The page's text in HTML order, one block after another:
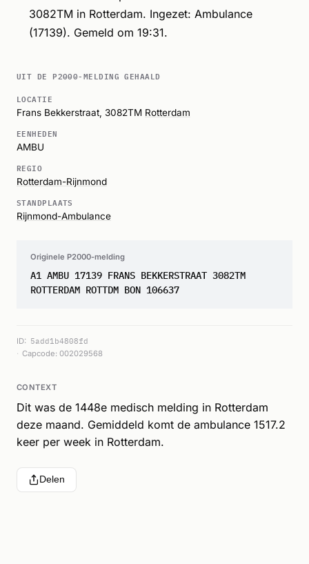
3082TM in Rotterdam. Ingezet: Ambulance
(17139). Gemeld om 19:31.
UIT DE P2000-MELDING GEHAALD
LOCATIE
Frans Bekkerstraat, 3082TM Rotterdam
EENHEDEN
AMBU
REGIO
Rotterdam-Rijnmond
STANDPLAATS
Rijnmond-Ambulance
Originele P2000-melding
A1 AMBU 17139 FRANS BEKKERSTRAAT 3082TM
ROTTERDAM ROTTDM BON 106637
ID: 5add1b4808fd
Capcode: 002029568
CONTEXT
Dit was de 1448e medisch melding in Rotterdam
deze maand. Gemiddeld komt de ambulance 1517.2
keer per week in Rotterdam.
Delen